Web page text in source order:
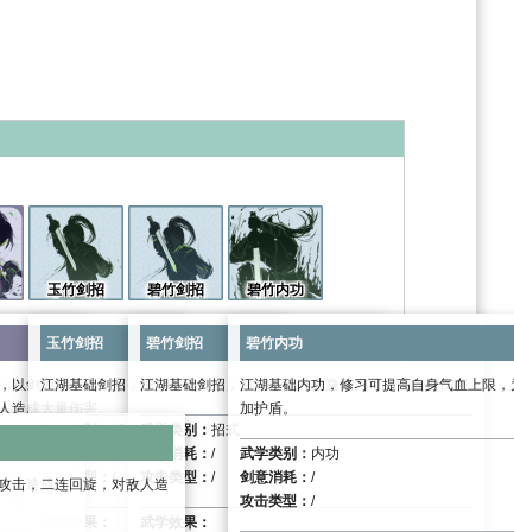
手反应不
在枫叶中腾挪，一击则
以剑为笔，描绘那苍茫大地，画尽人世沉
造成大量伤害。
/
玉竹剑招
玉竹剑招
江湖基础剑招，修习可提升自身武力，加强攻击伤害
武学类别：招式
攻击类型： /
碧竹剑招
碧竹剑招
江湖基础剑招，修习可提升自身武力，加强攻击伤害
武学类别： 招式
剑意消耗： /
攻击类型： /
武学效果：
碧竹内功
碧竹内功
江湖基础内功，修习可提高自身气血上限，
加护盾。
武学类别： 内功
剑意消耗： /
攻击类型： /
人造成伤
击，二连回旋，对敌人造